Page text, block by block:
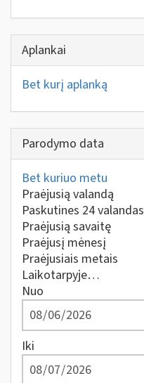
Aplankai
Bet kurį aplanką
Parodymo data
Bet kuriuo metu
Praėjusią valandą
Paskutines 24 valandas
Praėjusią savaitę
Praėjusį mėnesį
Praėjusiais metais
Laikotarpyje…
Nuo
Iki